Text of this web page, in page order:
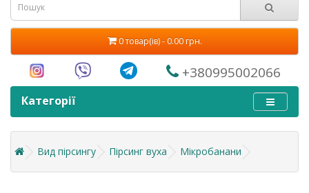
0 товар(ів) - 0.00 грн.
+380995002066
Категорії
Вид пірсингу Пірсинг вуха Мікробанани